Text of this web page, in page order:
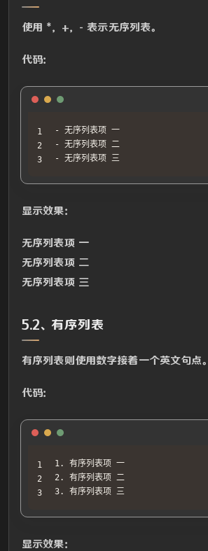
使用 *，+，- 表示无序列表。
代码：
- 无序列表项 一
- 无序列表项 二
- 无序列表项 三
显示效果：
无序列表项 一
无序列表项 二
无序列表项 三
5.2、有序列表
有序列表则使用数字接着一个英文句点。
代码：
1. 有序列表项 一
2. 有序列表项 二
3. 有序列表项 三
显示效果：